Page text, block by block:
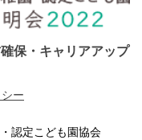
保・キャリアアップ
ー
認定こども園協会